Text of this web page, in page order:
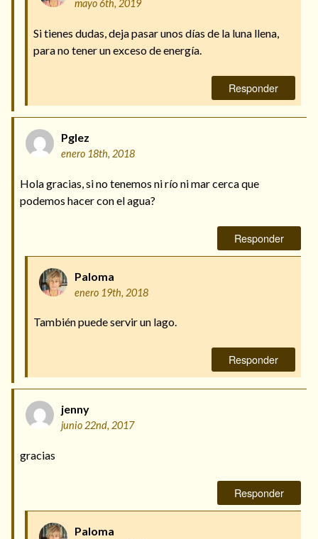
mayo 6th, 2019
Si tienes dudas, deja pasar unos días de la luna llena,
para no tener un exceso de energía.
Responder
Pglez
enero 18th, 2018
Hola gracias, si no tenemos ni río ni mar cerca que
podemos hacer con el agua?
Responder
Paloma
enero 19th, 2018
También puede servir un lago.
Responder
jenny
junio 22nd, 2017
gracias
Responder
Paloma